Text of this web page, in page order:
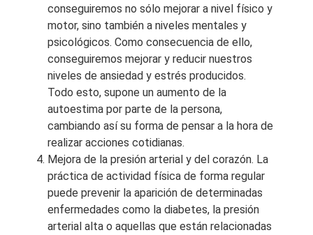
conseguiremos no sólo mejorar a nivel físico y
motor, sino también a niveles mentales y
psicológicos. Como consecuencia de ello,
conseguiremos mejorar y reducir nuestros
niveles de ansiedad y estrés producidos.
Todo esto, supone un aumento de la
autoestima por parte de la persona,
cambiando así su forma de pensar a la hora de
realizar acciones cotidianas.
Mejora de la presión arterial y del corazón. La
práctica de actividad física de forma regular
puede prevenir la aparición de determinadas
enfermedades como la diabetes, la presión
arterial alta o aquellas que están relacionadas